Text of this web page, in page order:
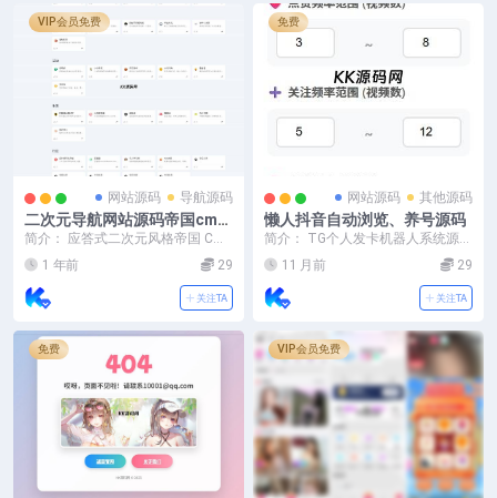
VIP会员免费
网站源码 导航源码
二次元导航网站源码帝国cms
模板源码帝国二次元导航新闻
下载源码
简介： 应答式二次元风格帝国 CMS
模板源码，此模板适配帝国 CMS 7.
5 U...1 年前 29
关注TA
免费
网站源码 其他源码
懒人抖音自动浏览、养号源码
简介： TG个人发卡机器人系统源码
支持双语言 二次开发版本 环境要
求：PHP ...
11 月前 29
关注TA
免费 VIP会员免费